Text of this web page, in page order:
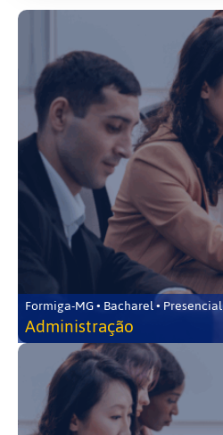
Formiga-MG • Bacharel • Presencial
Administração